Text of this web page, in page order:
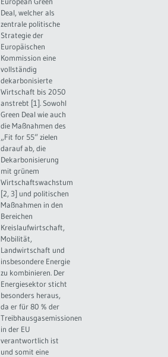
Deal, welcher als
zentrale politische
Strategie der
Europäischen
Kommission eine
vollständig
dekarbonisierte
Wirtschaft bis 2050
anstrebt [1]. Sowohl
Green Deal wie auch
die Maßnahmen des
„Fit for 55“ zielen
darauf ab, die
Dekarbonisierung
mit grünem
Wirtschaftswachstum
[2, 3] und politischen
Maßnahmen in den
Bereichen
Kreislaufwirtschaft,
Mobilität,
Landwirtschaft und
insbesondere Energie
zu kombinieren. Der
Energiesektor sticht
besonders heraus,
da er für 80 % der
Treibhausgasemissionen
in der EU
verantwortlich ist
und somit eine